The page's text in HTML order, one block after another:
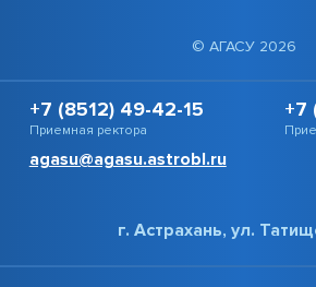
© АГАСУ 2026
+7 (8512) 49-42-15
Приемная ректора
agasu@agasu.astrobl.ru
+7
г. Астрахань, ул.